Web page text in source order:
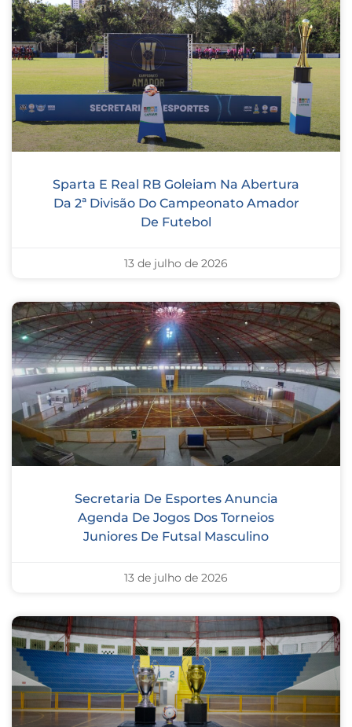
Sparta E Real RB Goleiam Na Abertura
Da 2ª Divisão Do Campeonato Amador
De Futebol
13 de julho de 2026
Secretaria De Esportes Anuncia
Agenda De Jogos Dos Torneios
Juniores De Futsal Masculino
13 de julho de 2026